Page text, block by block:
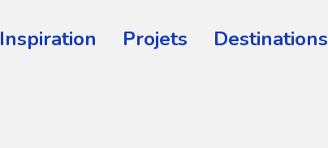
Inspiration Projets Destinations